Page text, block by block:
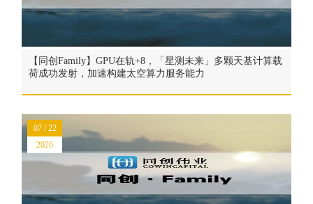
【同创Family】GPU在轨+8，「星测未来」多颗天基计算载
荷成功发射，加速构建太空算力服务能力
07 / 22
2026